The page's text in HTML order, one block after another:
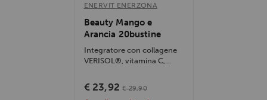
ENERVIT ENERZONA
Beauty Mango e
Arancia 20bustine
Integratore con collagene
VERISOL®, vitamina C,
per la...
€ 23,92 € 29,90